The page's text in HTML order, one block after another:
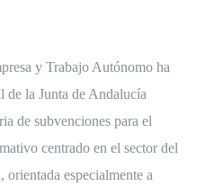
y Trabajo Autónomo ha
la Junta de Andalucía
de subvenciones para el
centrado en el sector del
especialmente a